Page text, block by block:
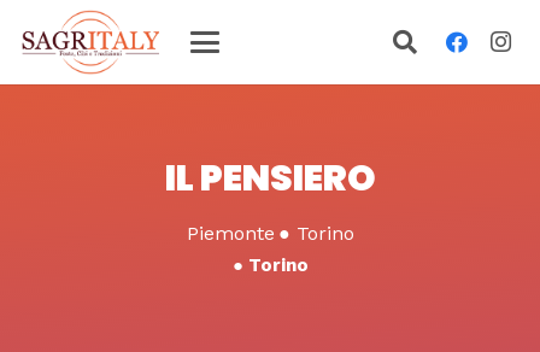
IL PENSIERO
Piemonte ● Torino
● Torino